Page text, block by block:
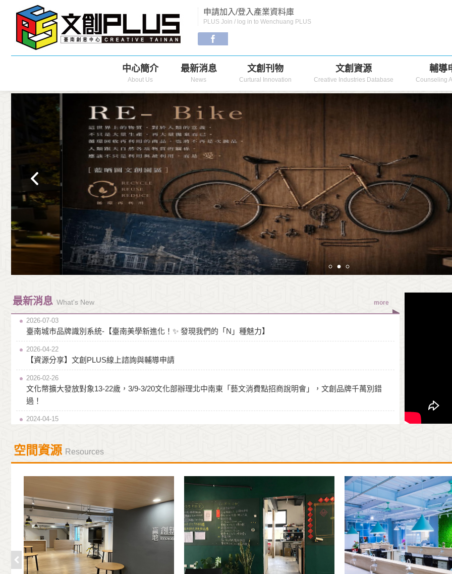
Menu
Navigation
中心簡介
About Us
最新消息
News
文創刊物
Curtural Innovation
文創資源
Creative Industries Database
輔導
Counseling
申請加入/登入產業資料庫
PLUS Join / log in to Wenchuang PLUS
最新消息 What's New more
2026-07-03
臺南城市品牌識別系統-【臺南美學新進化！✨ 發現我們的「N」種魅力】
2026-04-22
【資源分享】文創PLUS線上諮詢與輔導申請
2026-02-26
文化幣擴大發放對象13-22歲，3/9-3/20文化部辦理北中南東「藝文消費點招商說明會」，文創品牌千萬別錯
過！
2024-04-15
加強文化創意產業升級轉型貸款專案(113.04.15更新)
【補助】(113年)文化黑潮之國際藝術展會補助要點
2023-12-15
(113年)文化部媒合演藝團隊進駐演藝場所合作計畫
【補助】(113年)文化部推動實體書店發展補助作業
2023-12-06
〈慢慢變臺南〉主題曲MV正式上線！
2026-07-03
臺南城市品牌識別系統-【臺南美學新進化！✨ 發現我們的「N」種魅力】
空間資源 Resources